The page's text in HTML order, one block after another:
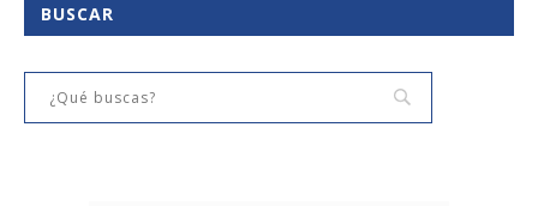
BUSCAR